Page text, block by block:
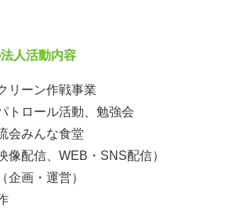
人活動内容
リーン作戦事業
トロール活動、勉強会
会みんな食堂
像配信、WEB・SNS配信）
企画・運営）